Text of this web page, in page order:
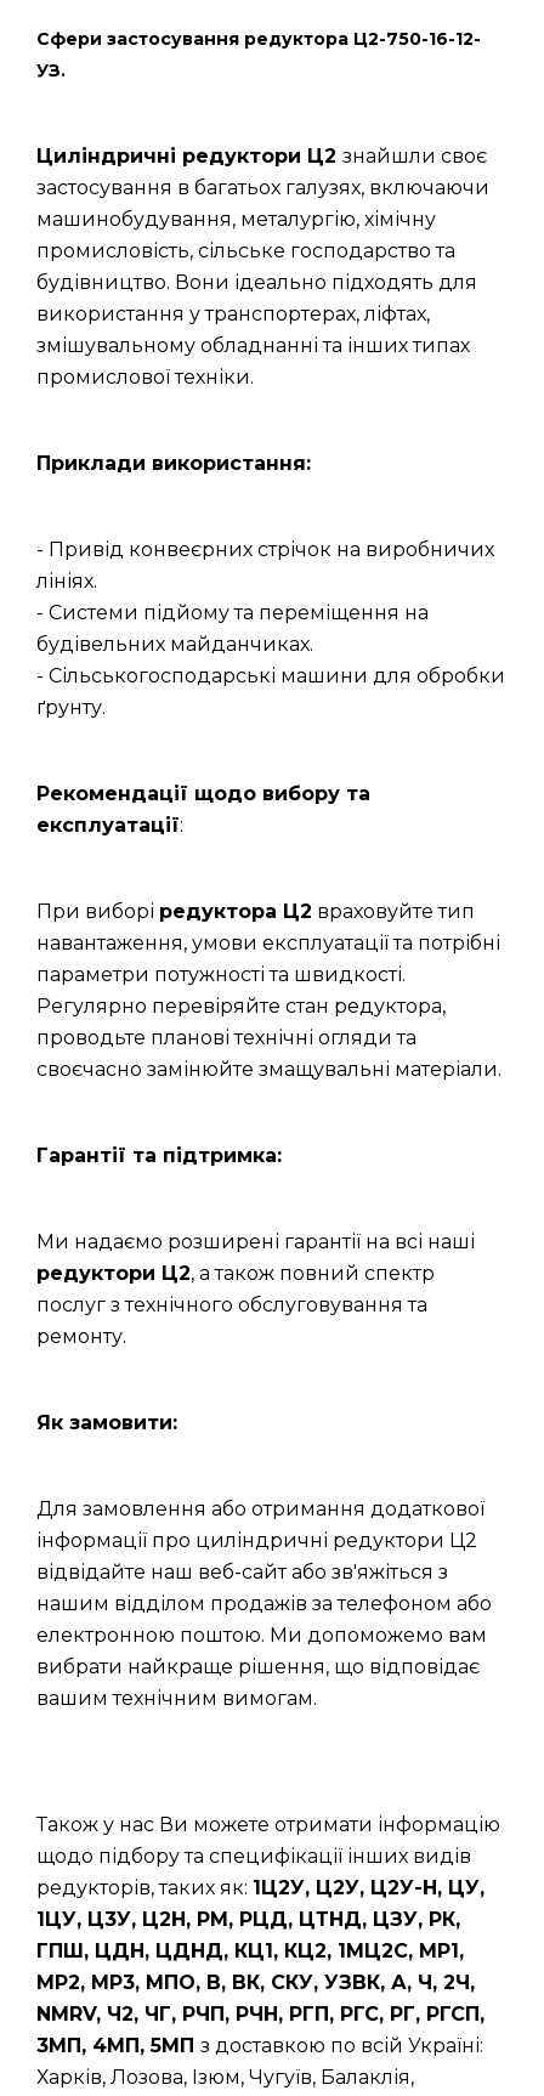
Сфери застосування редуктора Ц2-750-16-12-
УЗ.
Циліндричні редуктори Ц2 знайшли своє
застосування в багатьох галузях, включаючи
машинобудування, металургію, хімічну
промисловість, сільське господарство та
будівництво. Вони ідеально підходять для
використання у транспортерах, ліфтах,
змішувальному обладнанні та інших типах
промислової техніки.
Приклади використання:
- Привід конвеєрних стрічок на виробничих
лініях.
- Системи підйому та переміщення на
будівельних майданчиках.
- Сільськогосподарські машини для обробки
ґрунту.
Рекомендації щодо вибору та
експлуатації:
При виборі редуктора Ц2 враховуйте тип
навантаження, умови експлуатації та потрібні
параметри потужності та швидкості.
Регулярно перевіряйте стан редуктора,
проводьте планові технічні огляди та
своєчасно замінюйте змащувальні матеріали.
Гарантії та підтримка:
Ми надаємо розширені гарантії на всі наші
редуктори Ц2, а також повний спектр
послуг з технічного обслуговування та
ремонту.
Як замовити:
Для замовлення або отримання додаткової
інформації про циліндричні редуктори Ц2
відвідайте наш веб-сайт або зв'яжіться з
нашим відділом продажів за телефоном або
електронною поштою. Ми допоможемо вам
вибрати найкраще рішення, що відповідає
вашим технічним вимогам.
Також у нас Ви можете отримати інформацію
щодо підбору та специфікації інших видів
редукторів, таких як: 1Ц2У, Ц2У, Ц2У-Н, ЦУ,
1ЦУ, Ц3У, Ц2Н, РМ, РЦД, ЦТНД, ЦЗУ, РК,
ГПШ, ЦДН, ЦДНД, КЦ1, КЦ2, 1МЦ2С, МР1,
МР2, МР3, МПО, В, ВК, СКУ, УЗВК, А, Ч, 2Ч,
NMRV, Ч2, ЧГ, РЧП, РЧН, РГП, РГС, РГ, РГСП,
3МП, 4МП, 5МП з доставкою по всій Україні:
Харків, Лозова, Ізюм, Чугуїв, Балаклія,